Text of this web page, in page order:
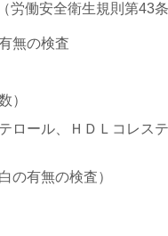
働安全衛生規則第43条
無の検査
）
ロール、ＨＤＬコレス
の有無の検査）